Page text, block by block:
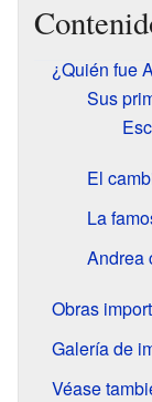
¿Quién fue
Sus
El
La
Andrea
Obras
Galería de
Véase